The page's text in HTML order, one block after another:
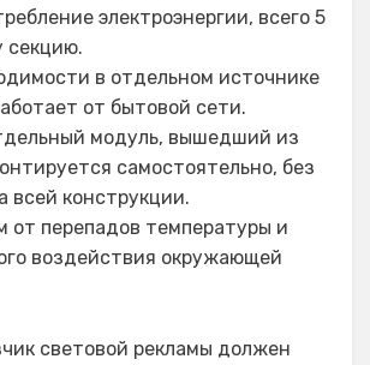
электроэнергии, всего 5
секцию.
в отдельном источнике
от бытовой сети.
модуль, вышедший из
самостоятельно, без
всей конструкции.
от перепадов температуры и
воздействия окружающей
световой рекламы должен